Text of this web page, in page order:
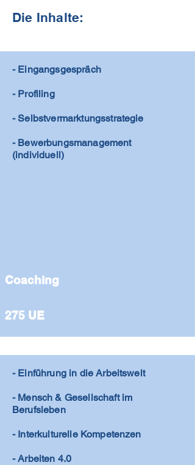
Die Inhalte:
- Eingangsgespräch
- Profiling
- Selbstvermarktungsstrategie
- Bewerbungsmanagement
(individuell)
Coaching
275 UE
- Einführung in die Arbeitswelt
- Mensch & Gesellschaft im
Berufsleben
- Interkulturelle Kompetenzen
- Arbeiten 4.0